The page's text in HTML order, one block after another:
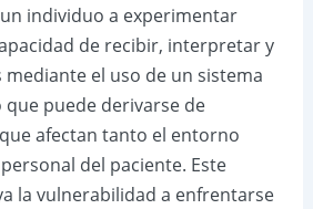
individuo a experimentar
de recibir, interpretar y
mediante el uso de un sistema
que puede derivarse de
afectan tanto el entorno
del paciente. Este
la vulnerabilidad a enfrentarse